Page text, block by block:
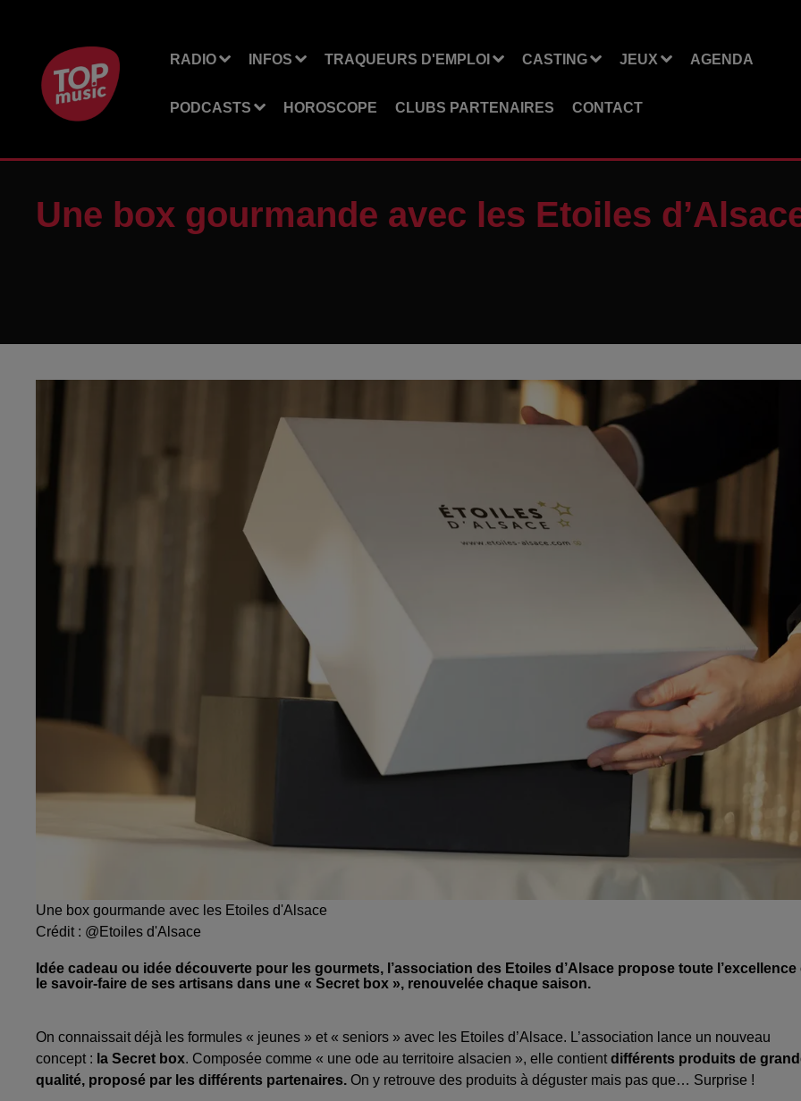
RADIO INFOS TRAQUEURS D'EMPLOI CASTING JEUX AGENDA
PODCASTS HOROSCOPE CLUBS PARTENAIRES CONTACT
Une box gourmande avec les Etoiles
Une box gourmande avec les Etoiles d'Alsace
Crédit : @Etoiles d'Alsace
Idée cadeau ou idée découverte pour les gourmets, l’association des Etoiles d’Alsace propose toute l’excellence
le savoir-faire de ses artisans dans une « Secret box », renouvelée chaque saison.
On connaissait déjà les formules « jeunes » et « seniors » avec les Etoiles d’Alsace. L’association lance un nouveau
concept : la Secret box. Composée comme « une ode au territoire alsacien », elle contientdifférents produits de
qualité, proposé par les différents partenaires. On y retrouve des produits à déguster mais pas que… Surprise !